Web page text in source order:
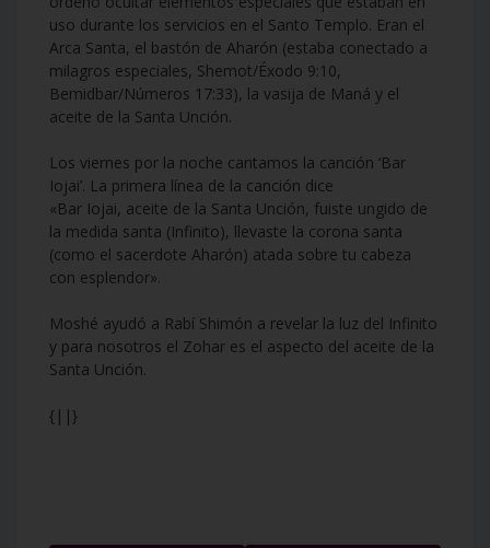
uso durante los servicios en el Santo Templo. Eran el
Arca Santa, el bastón de Aharón (estaba conectado a
milagros especiales, Shemot/Éxodo 9:10,
Bemidbar/Números 17:33), la vasija de Maná y el
aceite de la Santa Unción.
Los viernes por la noche cantamos la canción ‘Bar
Iojai’. La primera línea de la canción dice
«Bar Iojai, aceite de la Santa Unción, fuiste ungido de
la medida santa (Infinito), llevaste la corona santa
(como el sacerdote Aharón) atada sobre tu cabeza
con esplendor».
Moshé ayudó a Rabí Shimón a revelar la luz del Infinito
y para nosotros el Zohar es el aspecto del aceite de la
Santa Unción.
{||}